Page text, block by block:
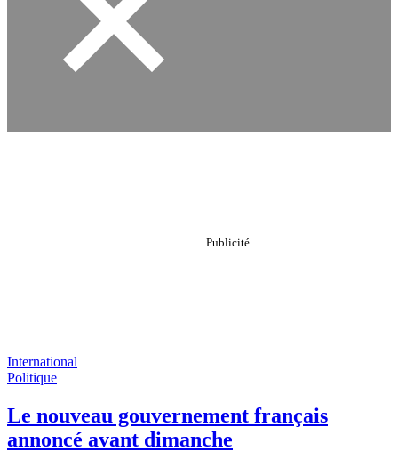
International
Politique
Le nouveau gouvernement français
annoncé avant dimanche